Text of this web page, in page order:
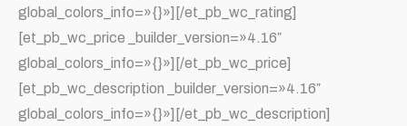
global_colors_info=»{}»][/et_pb_wc_rating]
[et_pb_wc_price _builder_version=»4.16″
global_colors_info=»{}»][/et_pb_wc_price]
[et_pb_wc_description _builder_version=»4.16″
global_colors_info=»{}»][/et_pb_wc_description]